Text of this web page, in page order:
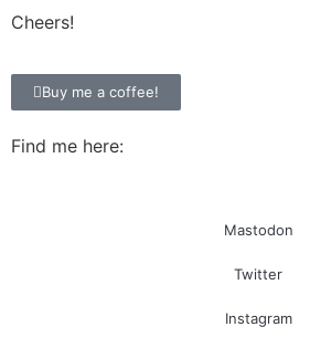
Cheers!
Buy me a coffee!
Find me here:
Mastodon
Twitter
Instagram